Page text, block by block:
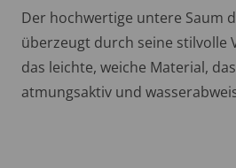
Der hochwertige untere Saum
überzeugt durch seine stilvolle
das leichte, weiche Material,
atmungsaktiv und